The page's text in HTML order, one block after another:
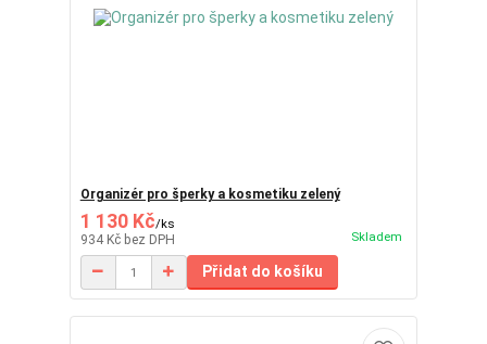
Organizér pro šperky a kosmetiku zelený
1 130 Kč/ks
934 Kč bez DPH Skladem
Přidat do košíku